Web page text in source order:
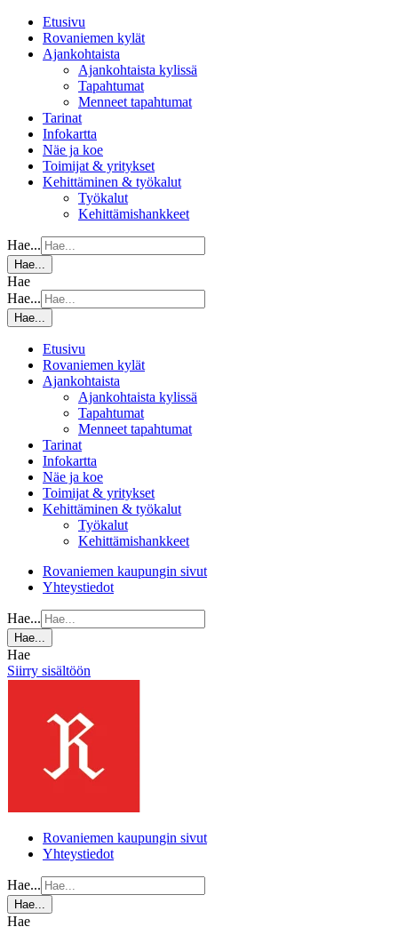
Etusivu
Rovaniemen kylät
Ajankohtaista
Ajankohtaista kylissä
Tapahtumat
Menneet tapahtumat
Tarinat
Infokartta
Näe ja koe
Toimijat & yritykset
Kehittäminen & työkalut
Työkalut
Kehittämishankkeet
Hae...
Hae...
Hae
Hae...
Hae...
Etusivu
Rovaniemen kylät
Ajankohtaista
Ajankohtaista kylissä
Tapahtumat
Menneet tapahtumat
Tarinat
Infokartta
Näe ja koe
Toimijat & yritykset
Kehittäminen & työkalut
Työkalut
Kehittämishankkeet
Rovaniemen kaupungin sivut
Yhteystiedot
Hae...
Hae...
Hae
Siirry sisältöön
Rovaniemen kaupungin sivut
Yhteystiedot
Hae...
Hae...
Hae